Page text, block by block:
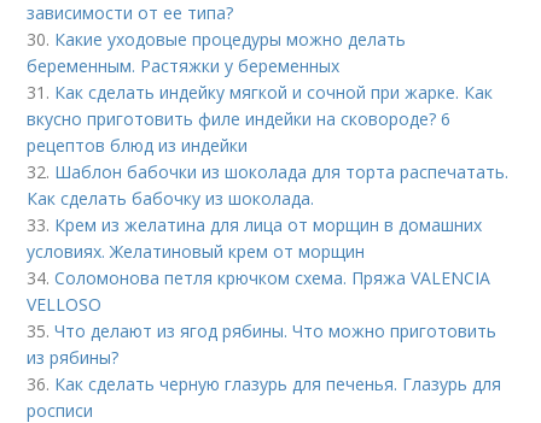
зависимости от ее типа?
30. Какие уходовые процедуры можно делать
беременным. Растяжки у беременных
31. Как сделать индейку мягкой и сочной при жарке. Как
вкусно приготовить филе индейки на сковороде? 6
рецептов блюд из индейки
32. Шаблон бабочки из шоколада для торта распечатать.
Как сделать бабочку из шоколада.
33. Крем из желатина для лица от морщин в домашних
условиях. Желатиновый крем от морщин
34.Соломонова петля крючком схема. Пряжа VALENCIA
VELLOSO
35.Что делают из ягод рябины. Что можно приготовить
из рябины?
36. Как сделать черную глазурь для печенья. Глазурь для
росписи